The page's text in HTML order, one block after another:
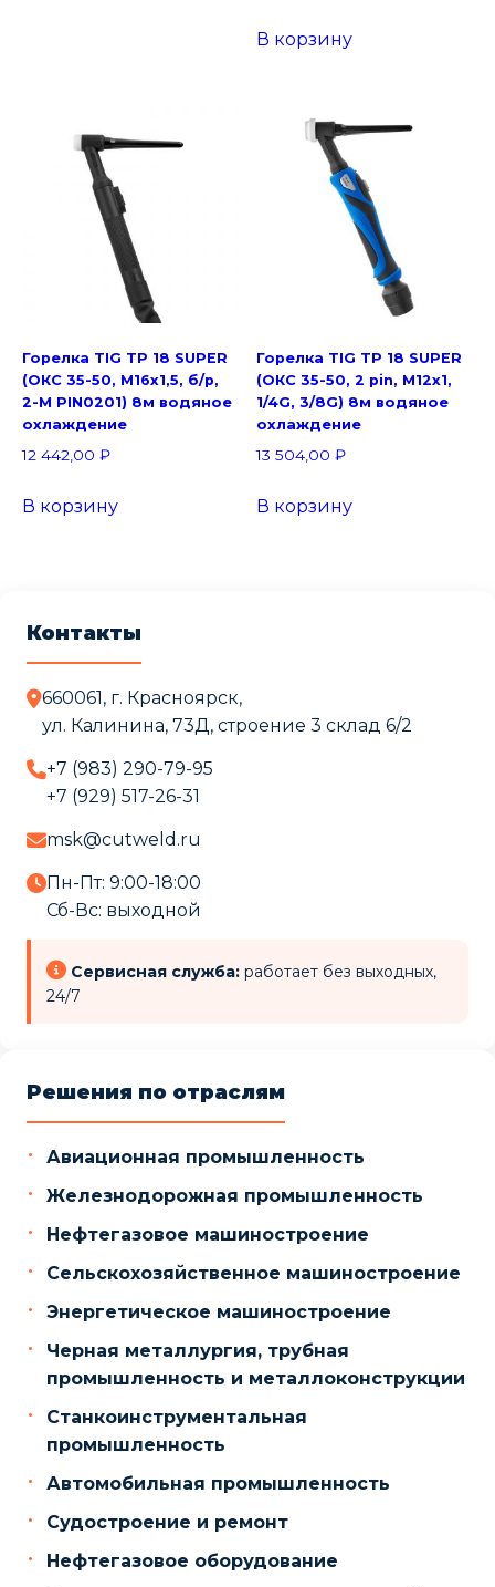
В корзину
Горелка TIG TP 18 SUPER
(ОКС 35-50, M16x1,5, б/р,
2-M PIN0201) 8м водяное
охлаждение
12 442,00 ₽
В корзину
Горелка TIG TP 18 SUPER
(ОКС 35-50, 2 pin, M12х1,
1/4G, 3/8G) 8м водяное
охлаждение
13 504,00₽
В корзину
Контакты
660061, г. Красноярск,
ул. Калинина, 73Д, строение 3 cклад 6/2
+7 (983) 290-79-95
+7 (929) 517-26-31
msk@cutweld.ru
Пн-Пт: 9:00-18:00
Сб-Вс: выходной
Сервисная служба: работает без выходных,
24/7
Решения по отраслям
Авиационная промышленность
Железнодорожная промышленность
Нефтегазовое машиностроение
Сельскохозяйственное машиностроение
Энергетическое машиностроение
Черная металлургия, трубная
промышленность и металлоконструкции
Станкоинструментальная
промышленность
Автомобильная промышленность
Судостроение и ремонт
Нефтегазовое оборудование